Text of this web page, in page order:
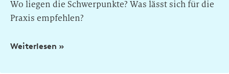
Wo liegen die Schwerpunkte? Was lässt sich für die
Praxis empfehlen?
Weiterlesen »